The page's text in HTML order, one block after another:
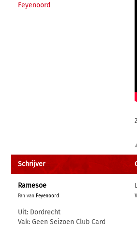
Feyenoord
Schrijver
Ramesoe
Fan van Feyenoord
Uit: Dordrecht
Vak: Geen Seizoen Club Card